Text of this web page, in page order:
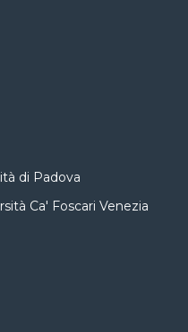
di Padova
Ca' Foscari Venezia